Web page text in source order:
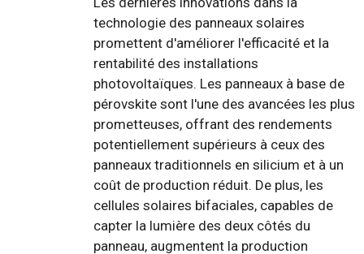
technologie des panneaux solaires
promettent d'améliorer l'efficacité et la
rentabilité des installations
photovoltaïques. Les panneaux à base de
pérovskite sont l'une des avancées les plus
prometteuses, offrant des rendements
potentiellement supérieurs à ceux des
panneaux traditionnels en silicium et à un
coût de production réduit. De plus, les
cellules solaires bifaciales, capables de
capter la lumière des deux côtés du
panneau, augmentent la production